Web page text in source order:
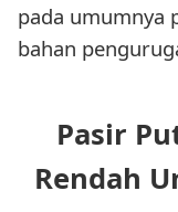
pada umumnya
bahan
Pasir
Rendah